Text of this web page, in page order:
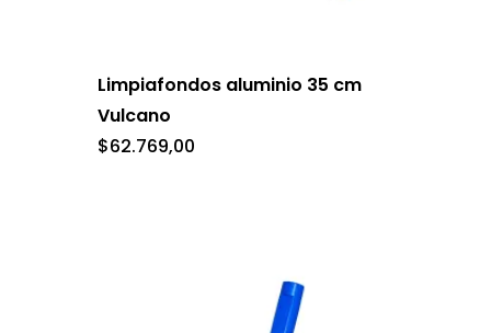
Limpiafondos aluminio 35 cm
Vulcano
$62.769,00